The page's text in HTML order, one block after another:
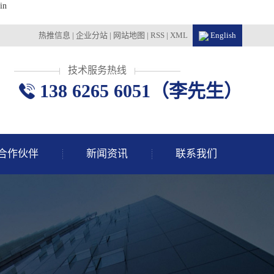
English
热推信息 | 企业分站 | 网站地图 | RSS | XML
技术服务热线
138 6265 6051（李先生）
作伙伴 新闻资讯 联系我们